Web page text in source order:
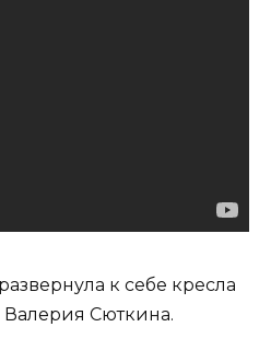
к себе кресла
Сюткина.